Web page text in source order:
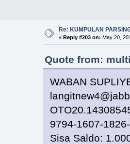
Re: KUMPULAN
« Reply #203 on: May 20,
Quote from:
WABAN
9794-1607-
Sisa Saldo: